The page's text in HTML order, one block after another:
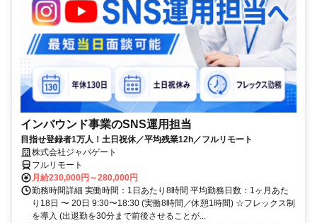
インバウンド事業のSNS運用担当
目指せ登録者1万人！土日祝休／平均残業12h／フルリモート
株式会社ジャパゲート
フルリモート
月給230,000円～280,000円
勤務時間詳細 実働時間：1日あたり8時間 平均勤務日数：1ヶ月あた
り18日 〜 20日 9:30〜18:30 (実働8時間／休憩1時間) ☆フレックス制
を導入 (出退勤を30分まで前後させることが...